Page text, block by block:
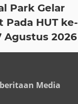
Park Gelar
Pada HUT ke-
Agustus 2026
Media